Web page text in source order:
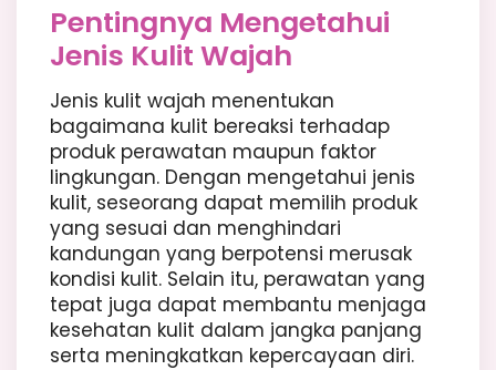
Pentingnya Mengetahui
Jenis Kulit Wajah
Jenis kulit wajah menentukan
bagaimana kulit bereaksi terhadap
produk perawatan maupun faktor
lingkungan. Dengan mengetahui jenis
kulit, seseorang dapat memilih produk
yang sesuai dan menghindari
kandungan yang berpotensi merusak
kondisi kulit. Selain itu, perawatan yang
tepat juga dapat membantu menjaga
kesehatan kulit dalam jangka panjang
serta meningkatkan kepercayaan diri.